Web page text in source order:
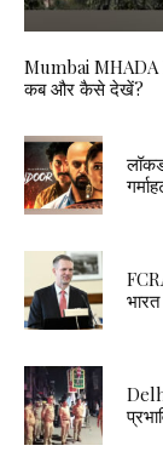
Mumbai MHADA
कब और कैसे देखें?